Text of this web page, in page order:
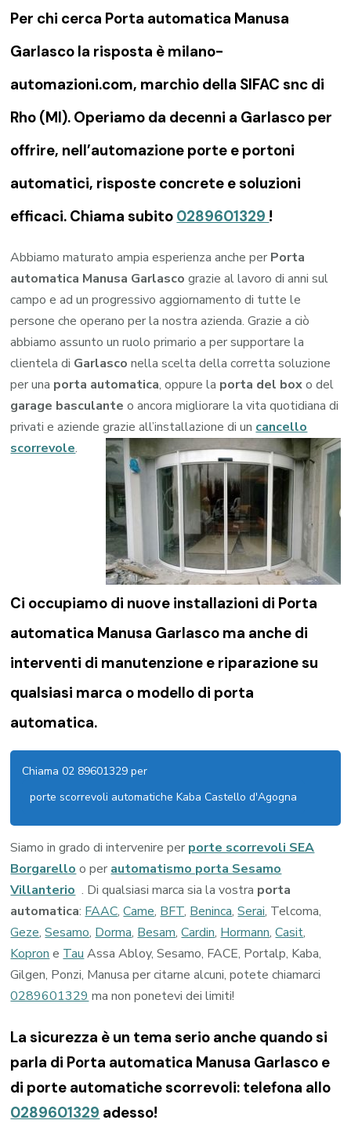
Per chi cerca Porta automatica Manusa
Garlasco la risposta è milano-
automazioni.com, marchio della SIFAC snc di
Rho (MI). Operiamo da decenni a Garlasco per
offrire, nell’automazione porte e portoni
automatici, risposte concrete e soluzioni
efficaci. Chiama subito 0289601329 !
Abbiamo maturato ampia esperienza anche per Porta
automatica Manusa Garlasco grazie al lavoro di anni sul
campo e ad un progressivo aggiornamento di tutte le
persone che operano per la nostra azienda. Grazie a ciò
abbiamo assunto un ruolo primario a per supportare la
clientela di Garlasco nella scelta della corretta soluzione
per una porta automatica, oppure la porta del boxo del
garage basculante o ancora migliorare la vita quotidiana di
privati e aziende grazie all’installazione di un cancello
scorrevole.
Ci occupiamo di nuove installazioni di Porta
automatica Manusa Garlasco ma anche di
interventi di manutenzione e riparazione su
qualsiasi marca o modello di porta
automatica.
Chiama 02 89601329 per
porte scorrevoli automatiche Kaba Castello d'Agogna
Siamo in grado di intervenire per porte scorrevoli SEA
Borgarelloo perautomatismo porta Sesamo
Villanterio . Di qualsiasi marca sia la vostra porta
automatica:FAAC,Came,BFT,Beninca,Serai, Telcoma,
Geze,Sesamo,Dorma,Besam,Cardin,Hormann,Casit,
KoproneTauAssa Abloy, Sesamo, FACE, Portalp, Kaba,
Gilgen, Ponzi, Manusa per citarne alcuni, potete chiamarci
0289601329ma non ponetevi dei limiti!
La sicurezza è un tema serio anche quando si
parla di Porta automatica Manusa Garlasco e
di porte automatiche scorrevoli: telefona allo
0289601329 adesso!